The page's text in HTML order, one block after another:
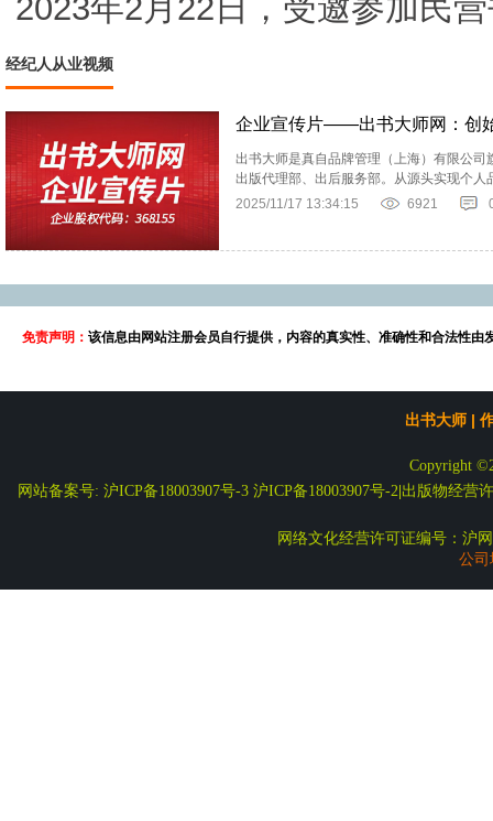
2023年2月22日，受邀参加民
经纪人从业视频
企业宣传片——出书大师网：创
出书大师是真自品牌管理（上海）有限公
出版代理部、出后服务部。从源头实现个
2025/11/17 13:34:15
6921
免责声明： 该信息由网站注册会员自行提供，内容的真实性、准确性和合法性
出书大师 |
Copyright
网站备案号: 沪ICP备18003907号-3 沪ICP备18003907号-2| 出版物经营
网络文化经营许可证编号：沪
公司